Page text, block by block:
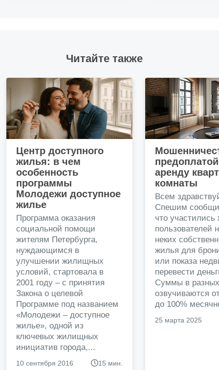
Читайте также
Центр доступного
жилья: в чем
особенность
программы
Молодежи доступное
жилье
Программа оказания
социальной помощи
жителям Петербурга,
нуждающимся в
улучшении жилищных
условий, стартовала в
2001 году – с принятия
Закона о целевой
Программе под названием
«Молодежи – доступное
жилье», одной из
ключевых жилищных
инициатив города,...
10 сентября 2016 15 мин.
аренду
комнаты
Всем
Спешим
что
пользователей
неких
жилья для
или показа
перевести
Суммы в
озвучиваются
до 100%
25 марта 2025